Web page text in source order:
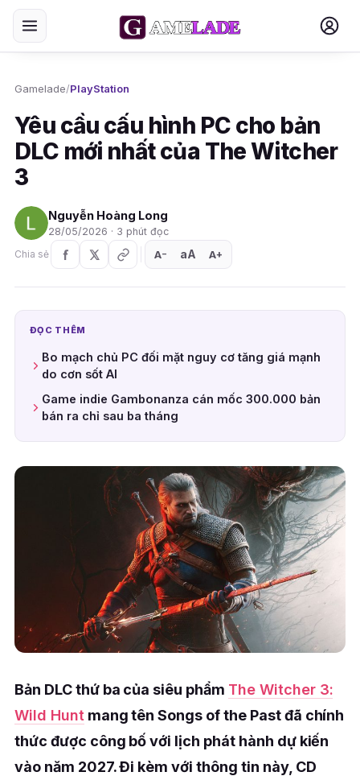
Gamelade/PlayStation
Yêu cầu cấu hình PC cho bản
DLC mới nhất của The Witcher
3
Nguyễn Hoàng Long
28/05/2026 · 3 phút đọc
Chia sẻ
A− aA A+
ĐỌC THÊM
Bo mạch chủ PC đối mặt nguy cơ tăng giá mạnh
do cơn sốt AI
Game indie Gambonanza cán mốc 300.000 bản
bán ra chỉ sau ba tháng
Bản DLC thứ ba của siêu phẩm The Witcher 3:
Wild Hunt mang tên Songs of the Past đã chính
thức được công bố với lịch phát hành dự kiến
vào năm 2027. Đi kèm với thông tin này, CD